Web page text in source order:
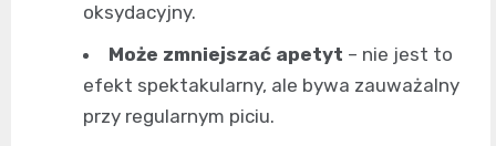
oksydacyjny.
Może zmniejszać apetyt – nie jest to
efekt spektakularny, ale bywa zauważalny
przy regularnym piciu.